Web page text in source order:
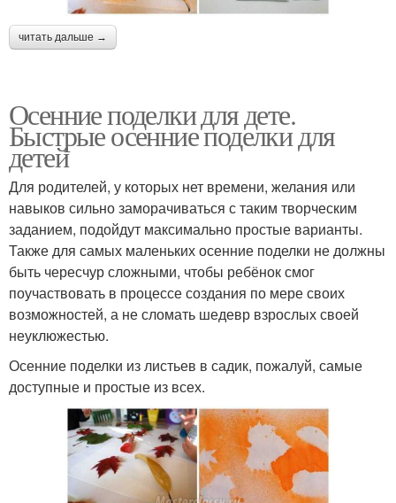
читать дальше →
Осенние поделки для дете.
Быстрые осенние поделки для
детей
Для родителей, у которых нет времени, желания или
навыков сильно заморачиваться с таким творческим
заданием, подойдут максимально простые варианты.
Также для самых маленьких осенние поделки не должны
быть чересчур сложными, чтобы ребёнок смог
поучаствовать в процессе создания по мере своих
возможностей, а не сломать шедевр взрослых своей
неуклюжестью.
Осенние поделки из листьев в садик, пожалуй, самые
доступные и простые из всех.